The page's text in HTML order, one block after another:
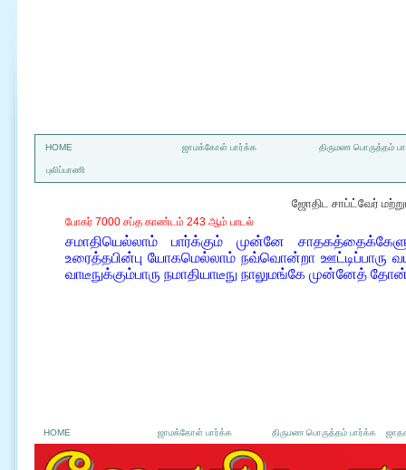
HOME ஜாமக்கோள் பார்க்க திருமண பொருத்தம்
புலிப்பாணி
ஜோதிட சாப்ட்வேர்
போகர் 7000 சப்த காண்டம் 243 ஆம் பாடல்
சமாதியெல்லாம் பார்க்கும் முன்னே
உரைத்தபின்பு யோகமெல்லாம் நவ்வொன்றா ஊட்டிப்பாரு
வாடீநுக்கும்பாரு நமாதியாடீநு நாலுமங்கே முன்னேத்
HOME ஜாமக்கோள் பார்க்க திருமண பொருத்தம் பார்க்க